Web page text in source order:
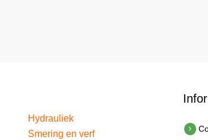
Hydrauliek
Smering en verf